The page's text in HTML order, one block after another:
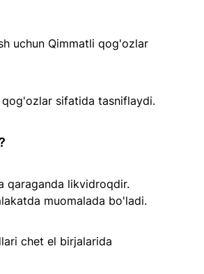
uchun Qimmatli qog'ozlar
sifatida tasniflaydi.
qaraganda likvidroqdir.
muomalada bo'ladi.
chet el birjalarida